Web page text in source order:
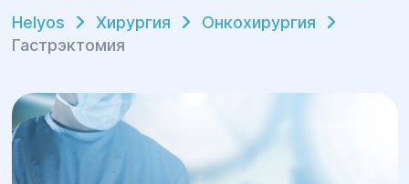
Helyos Хирургия
Онкохирургия
Гастрэктомия